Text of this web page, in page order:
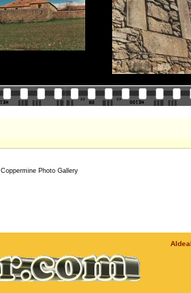
Coppermine Photo Gallery